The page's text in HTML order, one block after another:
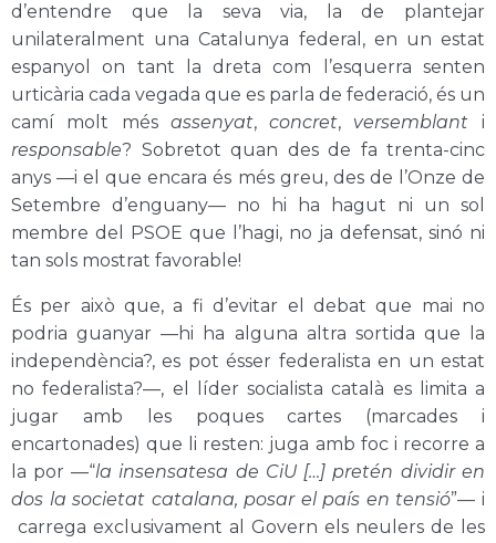
d’entendre que la seva via, la de plantejar
unilateralment una Catalunya federal, en un estat
espanyol on tant la dreta com l’esquerra senten
urticària cada vegada que es parla de federació, és un
camí molt més assenyat, concret, versemblant i
responsable? Sobretot quan des de fa trenta-cinc
anys —i el que encara és més greu, des de l’Onze de
Setembre d’enguany— no hi ha hagut ni un sol
membre del PSOE que l’hagi, no ja defensat, sinó ni
tan sols mostrat favorable!
És per això que, a fi d’evitar el debat que mai no
podria guanyar —hi ha alguna altra sortida que la
independència?, es pot ésser federalista en un estat
no federalista?—, el líder socialista català es limita a
jugar amb les poques cartes (marcades i
encartonades) que li resten: juga amb foc i recorre a
la por —“la insensatesa de CiU […] pretén dividir en
dos la societat catalana, posar el país en tensió”— i
carrega exclusivament al Govern els neulers de les